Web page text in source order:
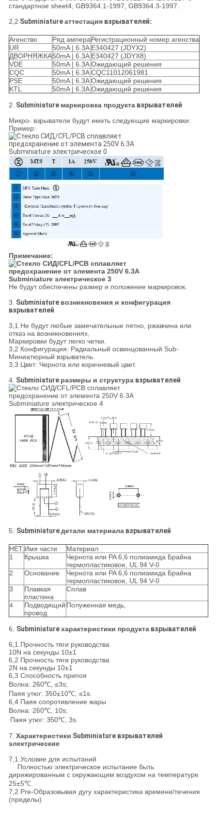
стандартное sheet4, GB9364.1-1997, GB9364.3-1997.
2,2 Subminiatureаттестациявзрывателей:
Агенство Ряд ампераРегистрационный номер агенства
UR
50mA | 6.3A E340427 (JDYX2)
ДВОРНЯЖКА50mA | 6.3A E340427 (JDYX8)
VDE
50mA | 6.3AОжидающий решения
CQC
50mA | 6.3ACQC11012061981
PSE
50mA | 6.3AОжидающий решения
KTL
50mA | 6.3AОжидающий решения
2. Subminiature маркировка продуктавзрывателей
Микро- взрыватели будут иметь следующие маркировки:
Пример:
Примечание:
Не будут обеспечены размер и положение маркировок.
3. Subminiature возникновения и конфигурация
взрывателей
3,1 Не будут любые замечательные пятно, ржавчина или
отказ на возникновениях,
Маркировки будут легко четки.
3,2 Конфигурация: Радиальный освинцованный Sub-
Миниатюрный взрыватель.
3,3 Цвет: Чернота или коричневый цвет.
4. Subminiature размеры и структуравзрывателей
5. Subminiatureдетали материалавзрывателей
НЕТ.Имя части
Материал
1
Крышка
Чернота или PA 6,6 полиамида Брайна
термопластиковое, UL 94 V-0
2
Основание
Чернота или PA 6,6 полиамида Брайна
термопластиковое, UL 94 V-0
3
Плавкая
пластина
Сплав
4
Подводящий
провод
Полуженная медь,
6. Subminiatureхарактеристики продуктавзрывателей
6,1 Прочность тяги руководства
10N на секунды 10±1
6,2 Прочность тяги руководства
2N на секунды 10±1
6,3 Способность припоя
Волна: 260℃, ≤3s;
Паяя утюг: 350±10℃, ≤1s.
6,4 Паяя сопротивление жары
Волна: 260℃, 10s;
Паяя утюг: 350℃, 3s.
7. Характеристики Subminiature взрывателей
электрические
7,1 Условие для испытаний
Полностью электрическое испытание быть
дирижированным с окружающим воздухом на температуре
25±5℃.
7,2 Pre-Образовывая дугу характеристика времени/течения
(пределы)